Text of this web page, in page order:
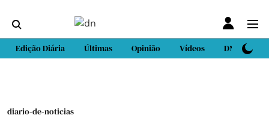
Edição Diária Últimas Opinião Vídeos DN Sport
diario-de-noticias